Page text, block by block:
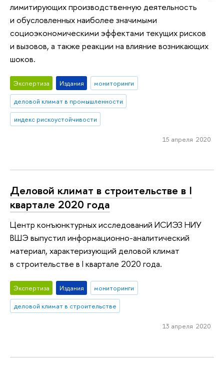
лимитирующих производственную деятельность
и обусловленных наиболее значимыми
социоэкономическими эффектами текущих рисков
и вызовов, а также реакции на влияние возникающих
шоков.
Экспертиза Издания
мониторинги
деловой климат в промышленности
индекс рискоустойчивости
15 апреля 2020
Деловой климат в строительстве в I
квартале 2020 года
Центр конъюнктурных исследований ИСИЭЗ НИУ
ВШЭ выпустил информационно-аналитический
материал, характеризующий деловой климат
в строительстве в I квартале 2020 года.
Экспертиза Издания
мониторинги
деловой климат в строительстве
13 апреля 2020